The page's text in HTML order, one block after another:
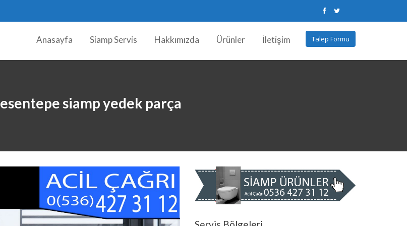
Talep Formu
Anasayfa Siamp Servis Hakkımızda Ürünler İletişim
esentepe siamp yedek parça